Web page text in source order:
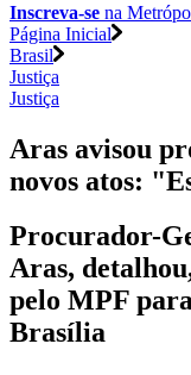
Inscreva-se na
Página Inicial
Brasil
Justiça
Justiça
Aras avisou
novos atos:
Procurador-
Aras,
pelo MPF
Brasília